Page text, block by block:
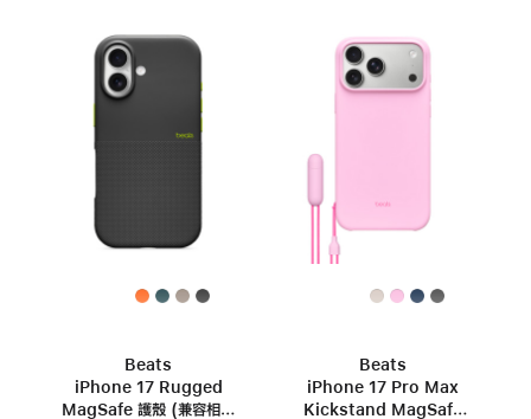
Beats
iPhone 17 Rugged
MagSafe 護殼 (兼容相機
Beats
iPhone 17 Pro Max
Kickstand MagSafe